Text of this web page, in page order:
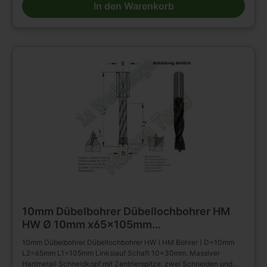
Holz- und Plattenwerkstoffen u.s.w., auch in beschichteter
Ausführung. Die Rückenführung bringt verbesserte Zentrierung
In den Warenkorb
10mm Dübelbohrer Dübellochbohrer HM
HW Ø 10mm x65x105mm
10mm Dübelbohrer Dübellochbohrer HW ( HM Bohrer ) D=10mm
L2=65mm L1=105mm Linkslauf Schaft 10x30mm. Massiver
Hartmetall Schneidkopf mit Zentrierspitze, zwei Schneiden und